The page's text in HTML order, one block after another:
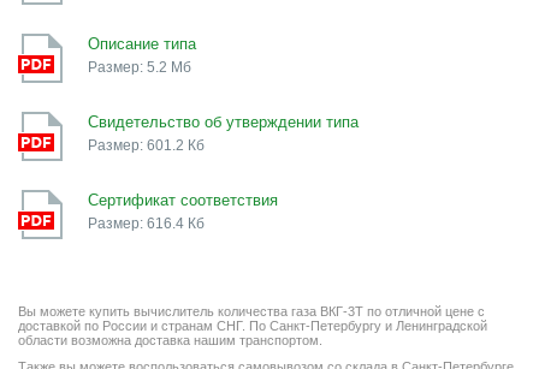
Описание типа
Размер: 5.2 Мб
Свидетельство об утверждении типа
Размер: 601.2 Кб
Сертификат соответствия
Размер: 616.4 Кб
Вы можете купить вычислитель количества газа ВКГ-3Т по отличной цене с
доставкой по России и странам СНГ. По Санкт-Петербургу и Ленинградской
области возможна доставка нашим транспортом.
Также вы можете воспользоваться самовывозом со склада в Санкт-Петербурге,